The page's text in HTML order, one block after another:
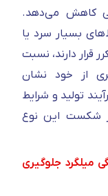
کاهش می‌دهد.
بسیار سرد یا
قرار دارند، نسبت
از خود نشان
تولید و شرایط
شکست این نوع
میلگرد جلوگیری